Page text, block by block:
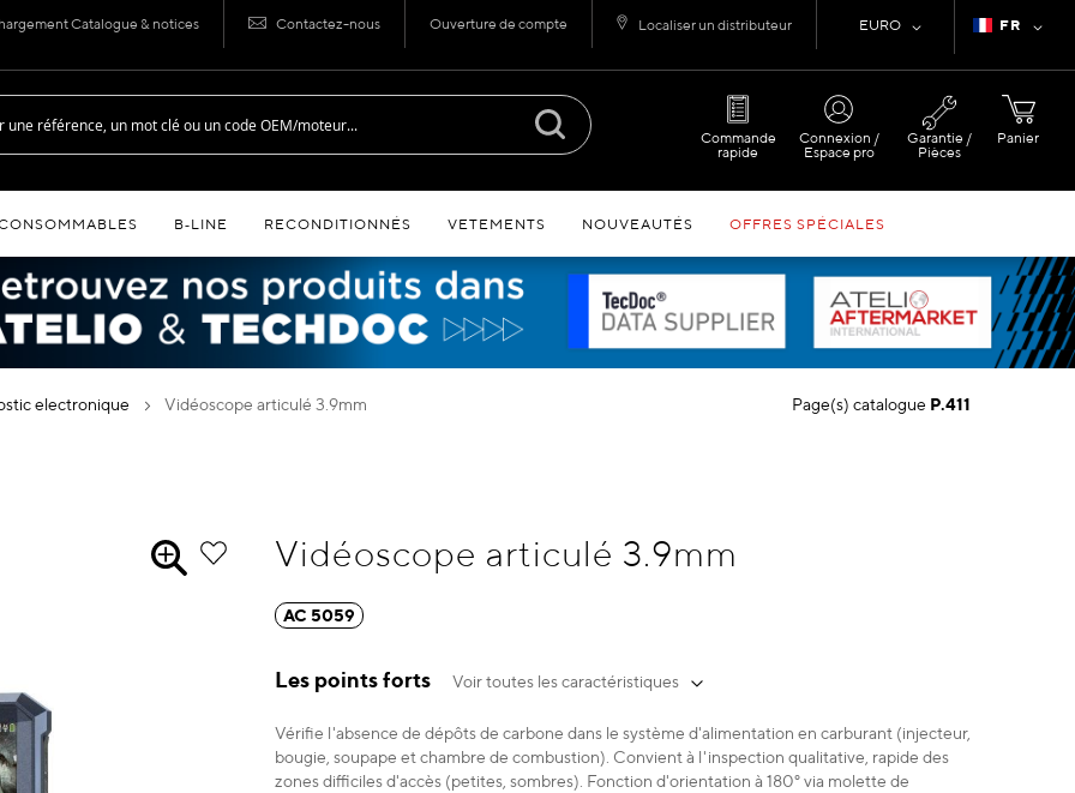
Langue
FR
Devise
EURO
Catalogue & notices Contactez-nous Ouverture de compte Localiser un distributeur
Panier
Commande
rapide
Connexion /
Espace pro
Garantie /
Pièces
B‑LINE RECONDITIONNÉS VETEMENTS NOUVEAUTÉS OFFRES SPÉCIALES
electronique vidéoscope articulé 3.9mm Page(s) catalogue P.411
Vidéoscope articulé 3.9mm
AC 5059
Les points forts Voir toutes les caractéristiques
Vérifie l'absence de dépôts de carbone dans le système d'alimentation en carburant (injecteur,
bougie, soupape et chambre de combustion). Convient à l'inspection qualitative, rapide des
zones difficiles d'accès (petites, sombres). Fonction d'orientation à 180° via molette de